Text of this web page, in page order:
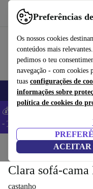
Preferências
Os nossos cookies
conteúdos mais
pedimos o teu
navegação - com cookies
tuas configurações de
informações sobre
política de cookies do
ACEITAR
Use o refurbed de forma
Telemóveis Computadores
💰 Poupa MAIS -5% em
- TC
Início Casa
Clara sofá-cama
castanho